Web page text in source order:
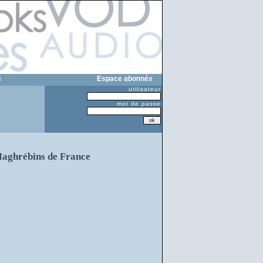
Espace abonnés
utilisateur
mot de passe
de France